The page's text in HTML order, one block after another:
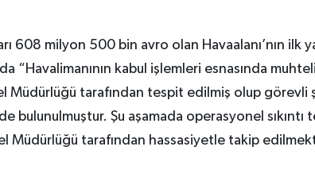
608 milyon 500 bin avro olan Havaalanı’nın ilk
“Havalimanının kabul işlemleri esnasında
Müdürlüğü tarafından tespit edilmiş olup görevli
bulunulmuştur. Şu aşamada operasyonel sıkıntı
Müdürlüğü tarafından hassasiyetle takip